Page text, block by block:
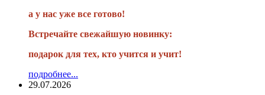
а у нас уже все готово!
Встречайте свежайшую новинку:
подарок для тех, кто учится и учит!
подробнее...
29.07.2026